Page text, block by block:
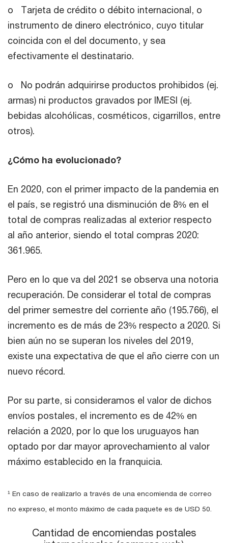
o Tarjeta de crédito o débito internacional, o
instrumento de dinero electrónico, cuyo titular
coincida con el del documento, y sea
efectivamente el destinatario.
o No podrán adquirirse productos prohibidos (ej.
armas) ni productos gravados por IMESI (ej.
bebidas alcohólicas, cosméticos, cigarrillos, entre
otros).
¿Cómo ha evolucionado?
En 2020, con el primer impacto de la pandemia en
el país, se registró una disminución de 8% en el
total de compras realizadas al exterior respecto
al año anterior, siendo el total compras 2020:
361.965.
Pero en lo que va del 2021 se observa una notoria
recuperación. De considerar el total de compras
del primer semestre del corriente año (195.766), el
incremento es de más de 23% respecto a 2020. Si
bien aún no se superan los niveles del 2019,
existe una expectativa de que el año cierre con un
nuevo récord.
Por su parte, si consideramos el valor de dichos
envíos postales, el incremento es de 42% en
relación a 2020, por lo que los uruguayos han
optado por dar mayor aprovechamiento al valor
máximo establecido en la franquicia.
¹ En caso de realizarlo a través de una encomienda de correo
no expreso, el monto máximo de cada paquete es de USD 50.
Cantidad de encomiendas postales internacionales (compras
Cantidad de encomiendas postales